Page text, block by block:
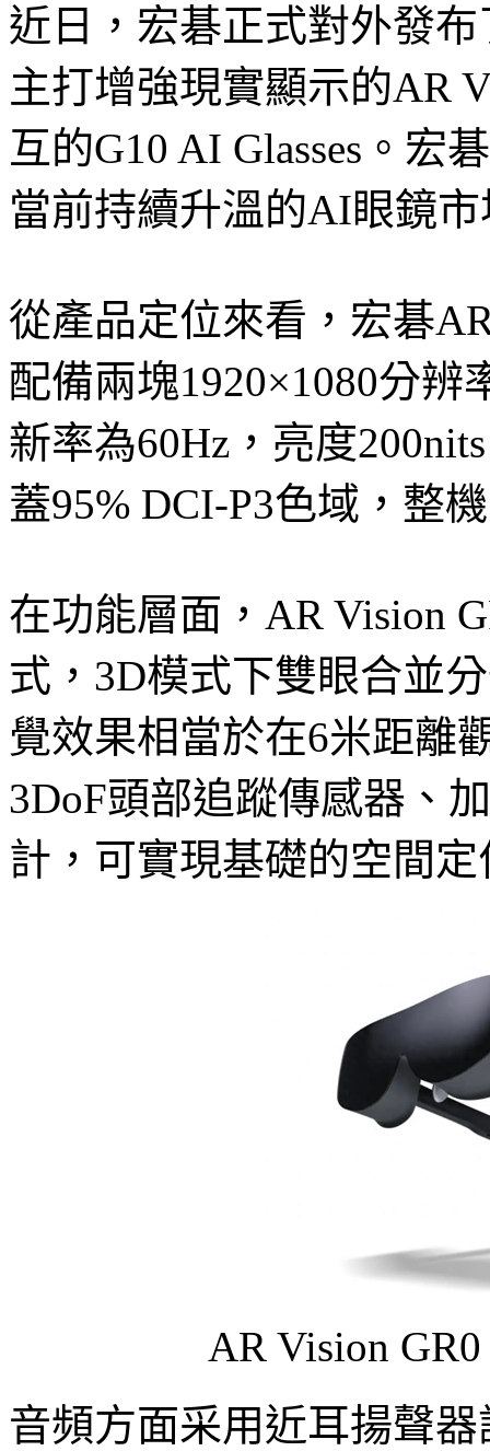
近日，宏碁正式對外發
主打增強現實顯示的AR
互的G10 AI Glasses。宏
當前持續升溫的AI眼鏡
從產品定位來看，宏碁
配備兩塊1920×1080分
新率為60Hz，亮度
蓋95% DCI-P3色域，整
在功能層面，AR Vision
式，3D模式下雙眼合並
覺效果相當於在6米距離
3DoF頭部追蹤傳感器、
計，可實現基礎的空間
AR Vision
音頻方面采用近耳揚聲